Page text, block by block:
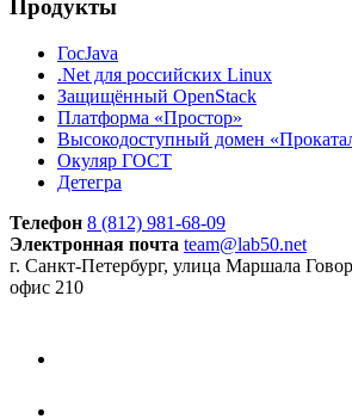
Продукты
ГосJava
.Net для российских Linux
Защищённый OpenStack
Платформа «Простор»
Высокодоступный домен
Окуляр ГОСТ
Детегра
Телефон 8 (812) 981-68-09
Электронная почта team@lab50.net
г. Санкт-Петербург, улица Маршала
офис 210